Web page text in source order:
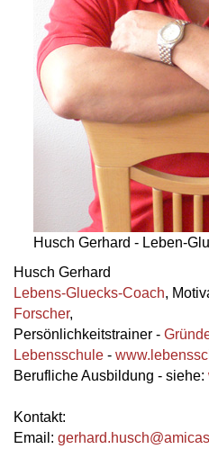
Husch Gerhard - Leben-
Husch Gerhard
Lebens-Gluecks-Coach,
Forscher,
Persönlichkeitstrainer -
Lebensschule -
Berufliche Ausbildung - siehe:
Kontakt:
Email: gerhard.husch@